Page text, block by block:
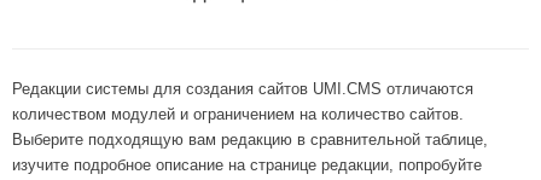
Редакции системы для создания сайтов UMI.CMS отличаются
количеством модулей и ограничением на количество сайтов.
Выберите подходящую вам редакцию в сравнительной таблице,
изучите подробное описание на странице редакции, попробуйте